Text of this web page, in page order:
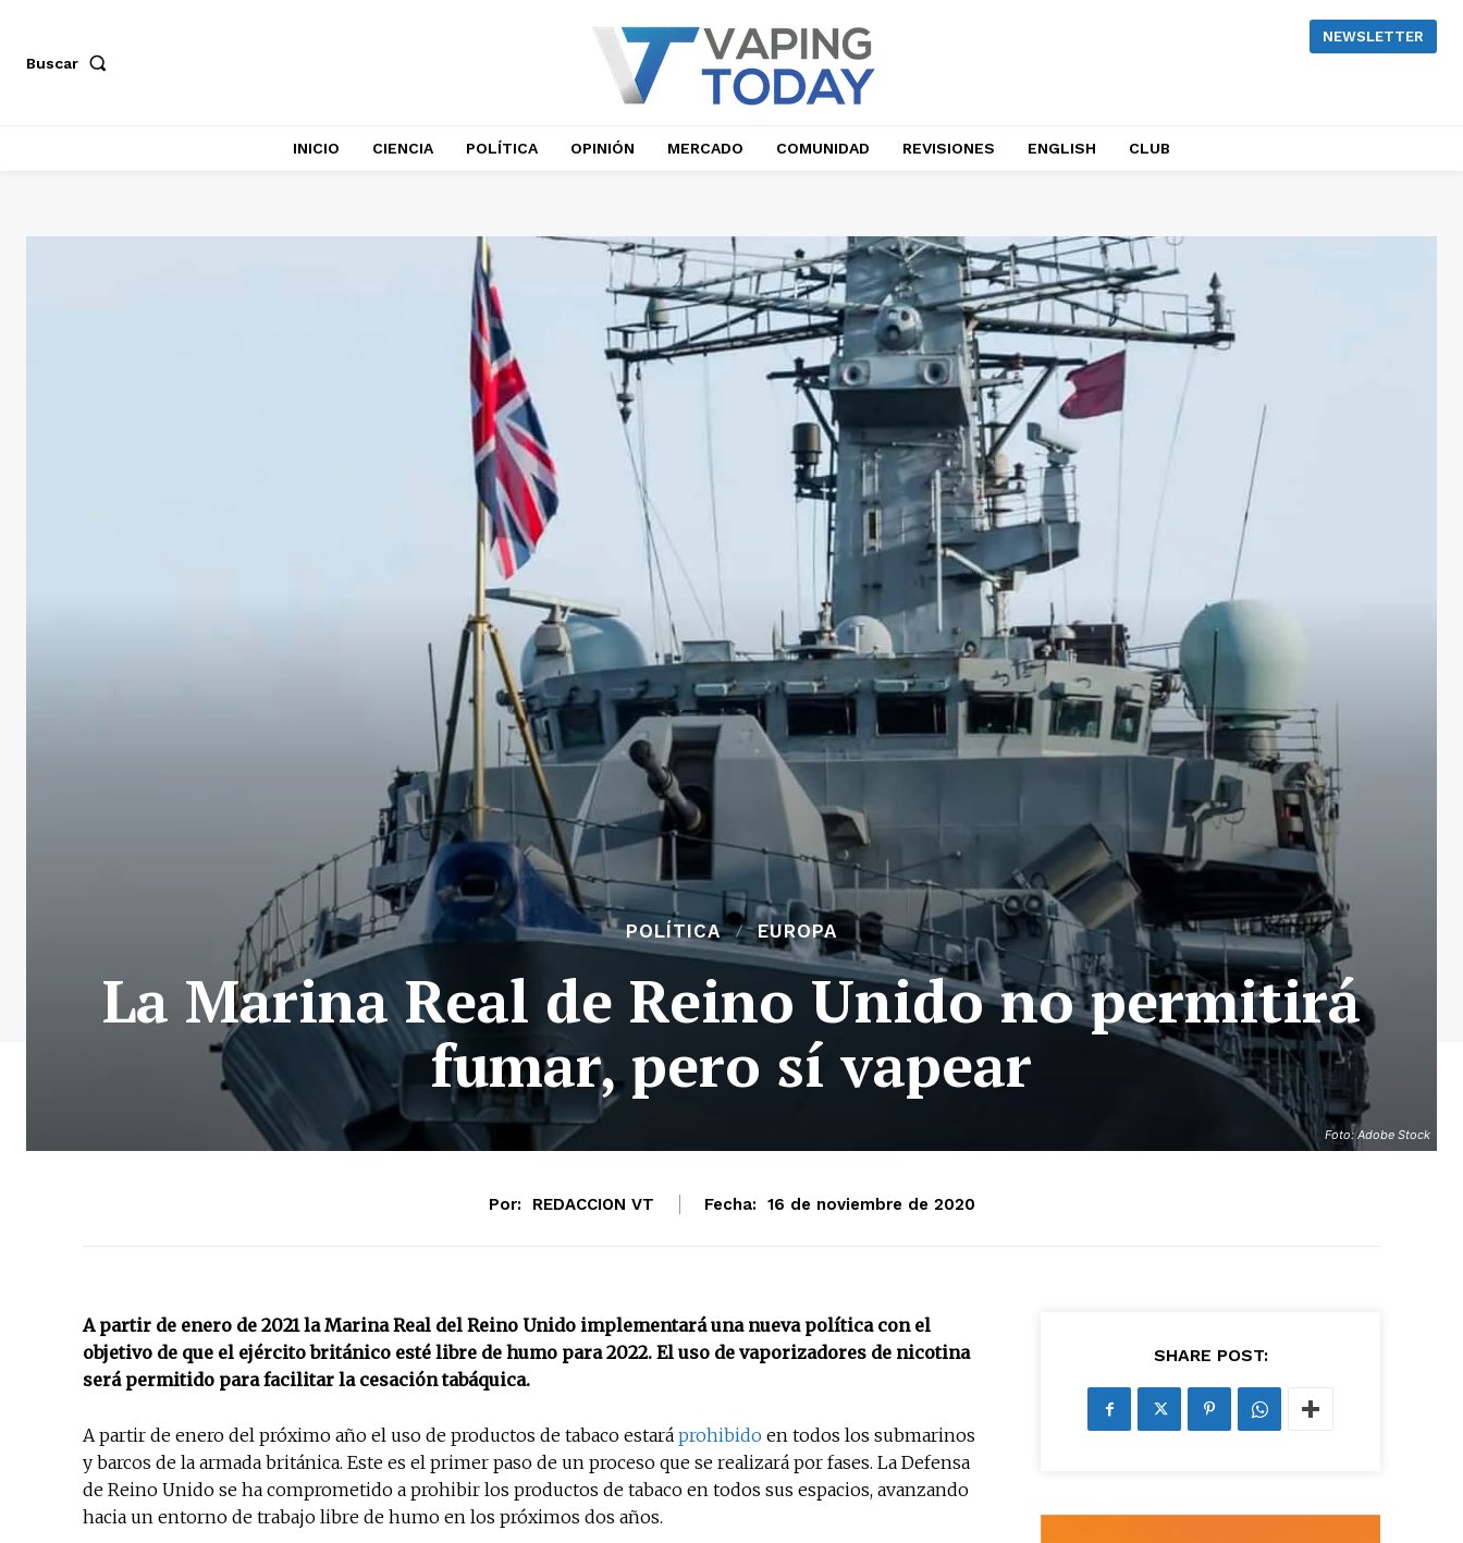
noticias del vapeo y la reducción de daños en tu correo
electrónico.
Subscribe to our daily clipping and receive all the news
of vaping and tobacco harm reduction in your email.
Buscar
NEWSLETTER
INICIO CIENCIA POLÍTICA OPINIÓN MERCADO COMUNIDAD REVISIONES ENGLISH CLUB
Foto: Adobe Stock
POLÍTICA EUROPA
La Marina Real de Reino Unido no permitirá
fumar, pero sí vapear
Por: REDACCION VT Fecha: 16 de noviembre de 2020
A partir de enero de 2021 la Marina Real del Reino Unido implementará una nueva política con el
objetivo de que el ejército británico esté libre de humo para 2022. El uso de vaporizadores de nicotina
será permitido para facilitar la cesación tabáquica.
A partir de enero del próximo año el uso de productos de tabaco estará prohibido en todos los submarinos
y barcos de la armada británica. Este es el primer paso de un proceso que se realizará por fases. La Defensa
de Reino Unido se ha comprometido a prohibir los productos de tabaco en todos sus espacios, avanzando
hacia un entorno de trabajo libre de humo en los próximos dos años.
SHARE POST: